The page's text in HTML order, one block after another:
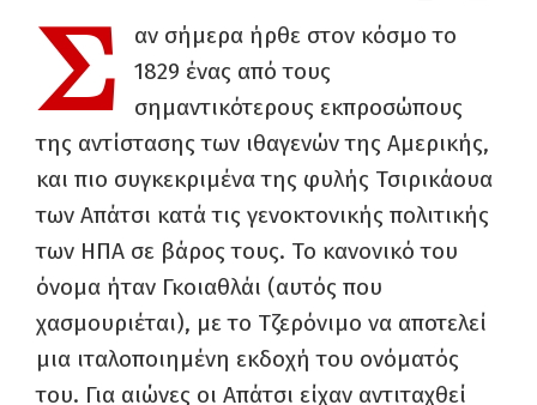
Σ
αν σήμερα ήρθε στον κόσμο το
1829 ένας από τους
σημαντικότερους εκπροσώπους
της αντίστασης των ιθαγενών της Αμερικής,
και πιο συγκεκριμένα της φυλής Τσιρικάουα
των Απάτσι κατά τις γενοκτονικής πολιτικής
των ΗΠΑ σε βάρος τους. Το κανονικό του
όνομα ήταν Γκοιαθλάι (αυτός που
χασμουριέται), με το Τζερόνιμο να αποτελεί
μια ιταλοποιημένη εκδοχή του ονόματός
του. Για αιώνες οι Απάτσι είχαν αντιταχθεί